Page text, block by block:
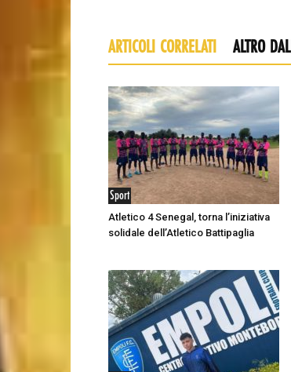
ARTICOLI CORRELATI ALTRO
Sport
Atletico 4 Senegal, torna l’iniziativa
solidale dell’Atletico Battipaglia